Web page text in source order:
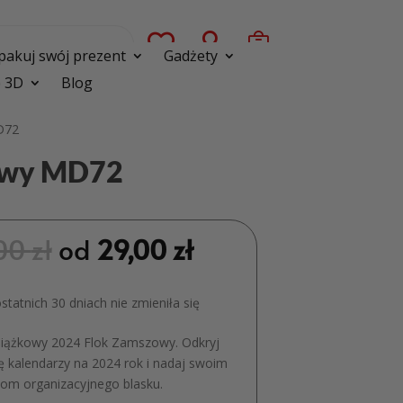
  
swój prezent
Gadżety
3D Blog
MD72
zł od 29,00zł
30 dniach nie zmieniła się
2024 Flok Zamszowy. Odkryj
kalendarzy na 2024 rok i nadaj swoim
organizacyjnego blasku.